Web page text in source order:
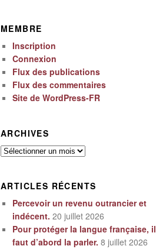
MEMBRE
Inscription
Connexion
Flux des publications
Flux des commentaires
Site de WordPress-FR
ARCHIVES
Archives
ARTICLES RÉCENTS
Percevoir un revenu outrancier et
indécent. 20 juillet 2026
Pour protéger la langue française, il
faut d’abord la parler. 8 juillet 2026